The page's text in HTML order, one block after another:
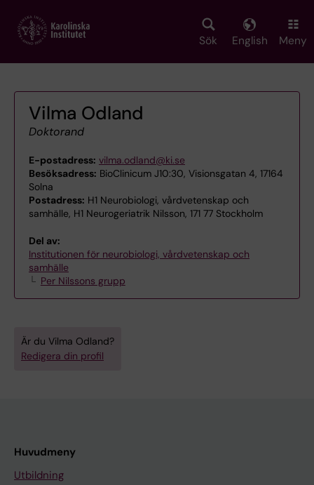
main
Sök English Meny
Vilma Odland
Doktorand
E-postadress: vilma.odland@ki.se
Besöksadress: BioClinicum J10:30, Visionsgatan 4, 17164
Solna
Postadress: H1 Neurobiologi, vårdvetenskap och
samhälle, H1 Neurogeriatrik Nilsson, 171 77 Stockholm
Del av:
Institutionen för neurobiologi, vårdvetenskap och
samhälle
Per Nilssons grupp
Är du Vilma Odland?
Redigera din profil
Huvudmeny
Utbildning